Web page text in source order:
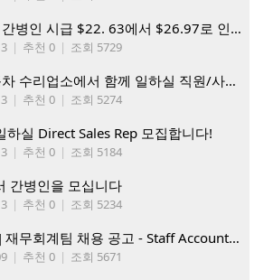
대한부인회 2026년 간병인 시급 $22. 63에서 $26.97로 인상. 지금 간병인들을 모집합니다
| 추천 0 | 조회 5729
KENT에 위치한 자동차 수리업소에서 함께 일하실 직원/사무직원 구합니다.
| 추천 0 | 조회 5274
실 Direct Sales Rep 모집합니다!
| 추천 0 | 조회 5184
간병인을 모십니다
| 추천 0 | 조회 5234
[서북미 H마트 본부] 재무회계팀 채용 공고 - Staff Accountant
| 추천 0 | 조회 5671